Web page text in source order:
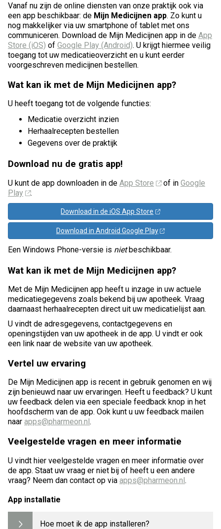
Vanaf nu zijn de online diensten van onze praktijk ook via
een app beschikbaar: de Mijn Medicijnen app. Zo kunt u
nog makkelijker via uw smartphone of tablet met ons
communiceren. Download de Mijn Medicijnen app in de App
Store (iOS) of Google Play (Android). U krijgt hiermee veilig
toegang tot uw medicatieoverzicht en u kunt eerder
voorgeschreven medicijnen bestellen.
Wat kan ik met de Mijn Medicijnen app?
U heeft toegang tot de volgende functies:
Medicatie overzicht inzien
Herhaalrecepten bestellen
Gegevens over de praktijk
Download nu de gratis app!
U kunt de app downloaden in de App Store of in Google
Play
.
Download in de iOS App Store
Download in Android Google Play
Een Windows Phone-versie is nietbeschikbaar.
Wat kan ik met de Mijn Medicijnen app?
Met de Mijn Medicijnen app heeft u inzage in uw actuele
medicatiegegevens zoals bekend bij uw apotheek. Vraag
daarnaast herhaalrecepten direct uit uw medicatielijst aan.
U vindt de adresgegevens, contactgegevens en
openingstijden van uw apotheek in de app. U vindt er ook
een link naar de website van uw apotheek.
Vertel uw ervaring
De Mijn Medicijnen app is recent in gebruik genomen en wij
zijn benieuwd naar uw ervaringen. Heeft u feedback? U kunt
uw feedback delen via een speciale feedback knop in het
hoofdscherm van de app. Ook kunt u uw feedback mailen
naar apps@pharmeon.nl .
Veelgestelde vragen en meer informatie
U vindt hier veelgestelde vragen en meer informatie over
de app. Staat uw vraag er niet bij of heeft u een andere
vraag? Neem dan contact op via apps@pharmeon.nl.
App installatie
Hoe moet ik de app installeren?